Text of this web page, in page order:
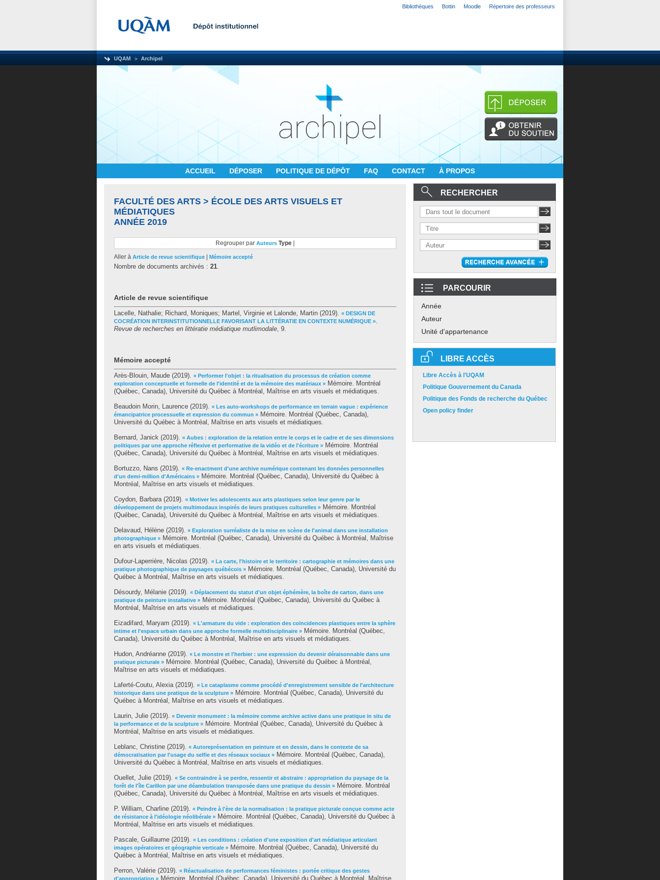
Bibliothèques Bottin Moodle Répertoire des professeurs
UQAM Archipel
ACCUEIL DÉPOSER POLITIQUE DE DÉPÔT FAQ CONTACT À PROPOS
FACULTÉ DES ARTS > ÉCOLE DES ARTS VISUELS ET
MÉDIATIQUES
ANNÉE 2019
Regrouper par Auteurs Type
Aller à Article de revue scientifique Mémoire accepté
Nombre de documents archivés : 21.
Article de revue scientifique
Lacelle, Nathalie; Richard, Moniques; Martel, Virginie et Lalonde, Martin (2019). « DESIGN DE
COCRÉATION INTERINSTITUTIONNELLE FAVORISANT LA LITTÉRATIE EN CONTEXTE NUMÉRIQUE ».
Revue de recherches en littératie médiatique mutlimodale, 9.
Mémoire accepté
Arès-Blouin, Maude (2019). « Performer l'objet : la ritualisation du processus de création comme
exploration conceptuelle et formelle de l'identité et de la mémoire des matériaux » Mémoire. Montréal
(Québec, Canada), Université du Québec à Montréal, Maîtrise en arts visuels et médiatiques.
Beaudoin Morin, Laurence (2019). « Les auto-workshops de performance en terrain vague : expérience
émancipatrice processuelle et expression du commun » Mémoire. Montréal (Québec, Canada),
Université du Québec à Montréal, Maîtrise en arts visuels et médiatiques.
Bernard, Janick (2019). « Aubes : exploration de la relation entre le corps et le cadre et de ses dimensions
politiques par une approche réflexive et performative de la vidéo et de l'écriture » Mémoire. Montréal
(Québec, Canada), Université du Québec à Montréal, Maîtrise en arts visuels et médiatiques.
Bortuzzo, Nans (2019). « Re-enactment d'une archive numérique contenant les données personnelles
d'un demi-million d'Américains » Mémoire. Montréal (Québec, Canada), Université du Québec à
Montréal, Maîtrise en arts visuels et médiatiques.
Coydon, Barbara(2019). « Motiver les adolescents aux arts plastiques selon leur genre par le
développement de projets multimodaux inspirés de leurs pratiques culturelles » Mémoire. Montréal
(Québec, Canada), Université du Québec à Montréal, Maîtrise en arts visuels et médiatiques.
Delavaud, Hélène (2019). « Exploration surréaliste de la mise en scène de l'animal dans une installation
photographique » Mémoire. Montréal (Québec, Canada), Université du Québec à Montréal, Maîtrise
en arts visuels et médiatiques.
Dufour-Laperrière, Nicolas (2019). « La carte, l'histoire et le territoire : cartographie et mémoires dans une
pratique photographique de paysages québécois » Mémoire. Montréal (Québec, Canada), Université du
Québec à Montréal, Maîtrise en arts visuels et médiatiques.
Désourdy, Mélanie (2019). « Déplacement du statut d'un objet éphémère, la boîte de carton, dans une
pratique de peinture installative » Mémoire. Montréal (Québec, Canada), Université du Québec à
Montréal, Maîtrise en arts visuels et médiatiques.
Eizadifard, Maryam (2019). « L'armature du vide : exploration des coïncidences plastiques entre la sphère
intime et l'espace urbain dans une approche formelle multidisciplinaire » Mémoire. Montréal (Québec,
Canada), Université du Québec à Montréal, Maîtrise en arts visuels et médiatiques.
Hudon, Andréanne (2019). « Le monstre et l'herbier : une expression du devenir déraisonnable dans une
pratique picturale » Mémoire. Montréal (Québec, Canada), Université du Québec à Montréal,
Maîtrise en arts visuels et médiatiques.
Laferté-Coutu, Alexia(2019). « Le cataplasme comme procédé d'enregistrement sensible de l'architecture
historique dans une pratique de la sculpture » Mémoire. Montréal (Québec, Canada), Université du
Québec à Montréal, Maîtrise en arts visuels et médiatiques.
Laurin, Julie (2019). « Devenir monument : la mémoire comme archive active dans une pratique in situ de
la performance et de la sculpture » Mémoire. Montréal (Québec, Canada), Université du Québec à
Montréal, Maîtrise en arts visuels et médiatiques.
Leblanc, Christine (2019). « Autoreprésentation en peinture et en dessin, dans le contexte de sa
démocratisation par l'usage du selfie et des réseaux sociaux » Mémoire. Montréal (Québec, Canada),
Université du Québec à Montréal, Maîtrise en arts visuels et médiatiques.
Ouellet, Julie (2019). « Se contraindre à se perdre, ressentir et abstraire : appropriation du paysage de la
forêt de l'île Carillon par une déambulation transposée dans une pratique du dessin » Mémoire. Montréal
(Québec, Canada), Université du Québec à Montréal, Maîtrise en arts visuels et médiatiques.
P. William, Charline (2019). « Peindre à l'ère de la normalisation : la pratique picturale conçue comme acte
de résistance à l'idéologie néolibérale » Mémoire. Montréal (Québec, Canada), Université du Québec à
Montréal, Maîtrise en arts visuels et médiatiques.
Pascale, Guillaume (2019). « Les conditions : création d'une exposition d'art médiatique articulant
images opératoires et géographie verticale » Mémoire. Montréal (Québec, Canada), Université du
Québec à Montréal, Maîtrise en arts visuels et médiatiques.
Perron, Valérie (2019). « Réactualisation de performances féministes : portée critique des gestes
d'appropriation » Mémoire. Montréal (Québec, Canada), Université du Québec à Montréal, Maîtrise
RECHERCHER
PARCOURIR
Année
Auteur
Unité d'appartenance
LIBRE ACCÈS
Libre Accès à l'UQAM
Politique Gouvernement du Canada
Politique des Fonds de recherche du Québec
Open policy finder